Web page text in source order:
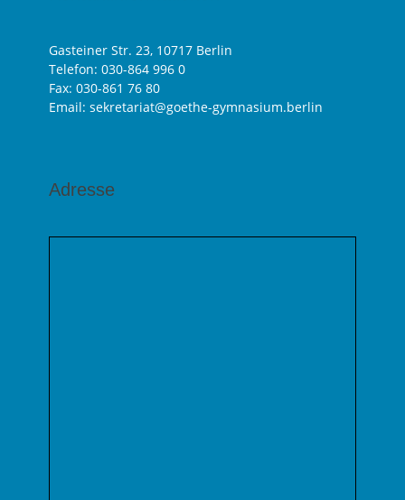
Gasteiner Str. 23, 10717 Berlin
Telefon: 030-864 996 0
Fax: 030-861 76 80
Email: sekretariat@goethe-gymnasium.berlin
Adresse